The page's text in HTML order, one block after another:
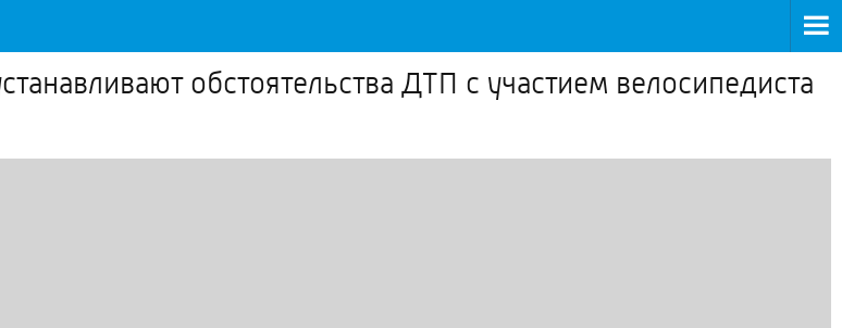
обстоятельства ДТП с участием велосипедиста